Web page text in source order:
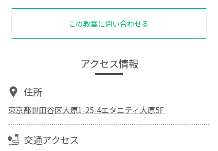
この教室に問い合わせる
アクセス情報
住所
東京都世田谷区大原1-25-4エタニティ大原5F
交通アクセス